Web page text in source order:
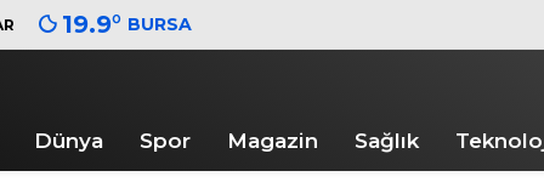
19.9° BURSA
Dünya Spor Magazin Sağlık